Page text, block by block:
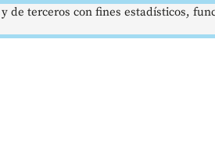
de terceros con fines estadísticos,